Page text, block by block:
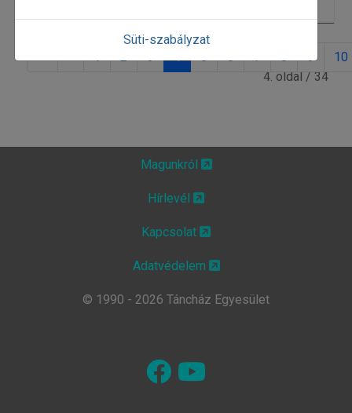
4. oldal / 34
1 2 3 4 5 6 7 8 9 10
Süti-szabályzat
Magunkról
Hírlevél
Kapcsolat
Adatvédelem
© 1990 - 2026 Táncház Egyesület